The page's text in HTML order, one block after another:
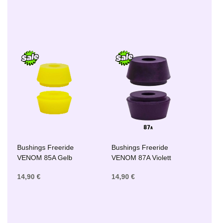
Bushings Freeride
VENOM 85A Gelb
14,90 €
Bushings Freeride
VENOM 87A Violett
14,90 €